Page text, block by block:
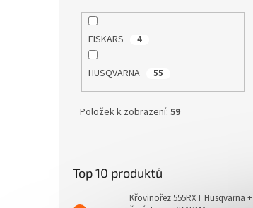
FISKARS 4
HUSQVARNA 55
Položek k zobrazení: 59
Top 10 produktů
Křovinořez 555RXT Husqvarna +